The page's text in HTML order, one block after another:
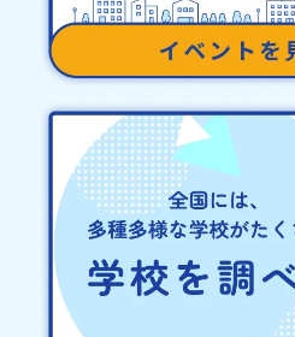
中止の旨をメールにてご連絡いたし
他、よくあるご質問についてはこち
について＜プログラム主催：一般財
トフォーム＞「意志ある若者にあふ
くる」というビジョンを掲げ、2017
事業団体です。日本全国約200の高
地域の枠を越えて生徒一人ひとりの
で1〜3年間過ごすことができるシス
めとした、教育事業や地域活性モデ
称：一般財団法人地域・教育魅力化
年3月代表者：岩本 悠所在地：〒
丁目25-6 みらいBASE2階 その他
platform.or.jp/お問い合わせ先担
info@miratabi.jp「おためし地域留
を公式LINEにて配信中！ぜひご登録